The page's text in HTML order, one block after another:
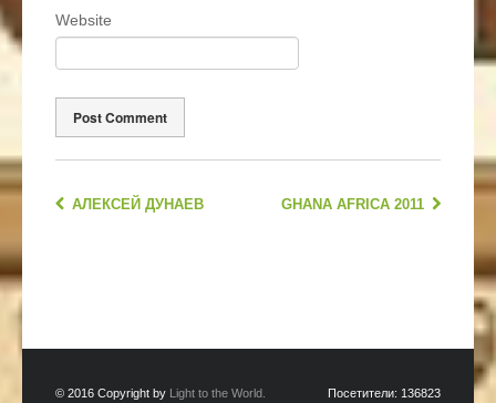
Website
АЛЕКСЕЙ ДУНАЕВ GHANA AFRICA 2011
© 2016 Copyright by Light to the World. Посетители: 136823